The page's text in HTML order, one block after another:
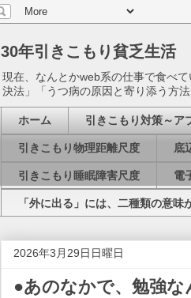
30年引きこもり貧乏生活
現在、なんとかweb系の仕事で食べ
決法」「うつ病の原因と寄り添う方
ホーム 引きこもり対策～ア
引きこもり物理距離尺度 底
引きこもり睡眠障害尺度 電
「外に出る」には、二種類の意味
2026年3月29日日曜日
●あのなかで、勉強